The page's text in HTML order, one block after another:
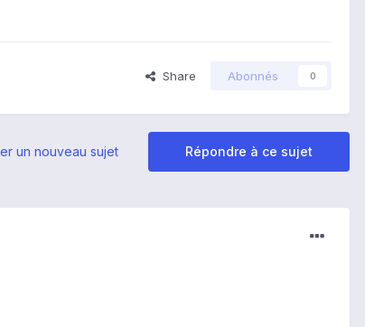
Share Abonnés 0
Répondre à ce sujet
un nouveau sujet